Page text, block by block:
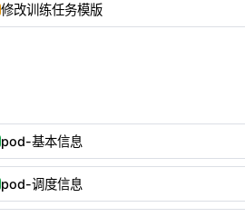
修改训练任务模版
pod-基本信息
pod-调度信息